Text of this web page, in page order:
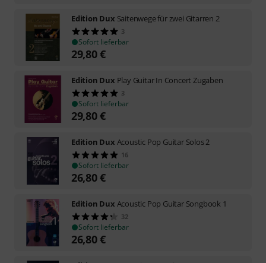
Edition Dux Saitenwege für zwei Gitarren 2
3
Sofort lieferbar
29,80€
Edition Dux Play Guitar In Concert Zugaben
3
Sofort lieferbar
29,80€
Edition Dux Acoustic Pop Guitar Solos 2
16
Sofort lieferbar
26,80€
Edition Dux Acoustic Pop Guitar Songbook 1
32
Sofort lieferbar
26,80€